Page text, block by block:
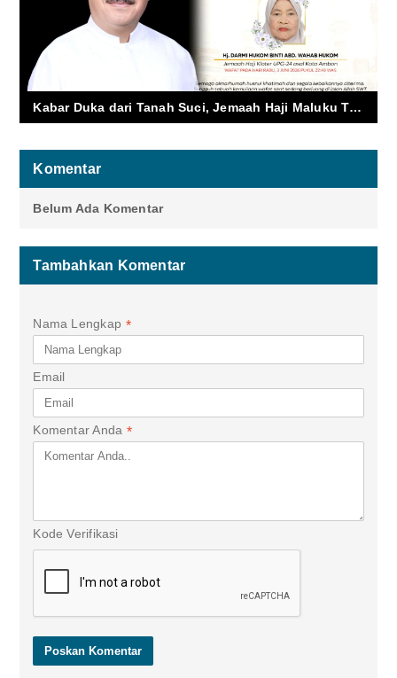
Kabar Duka dari Tanah Suci, Jemaah Haji Maluku Tutup Usia di Makkah
Komentar
Belum Ada Komentar
Tambahkan Komentar
Nama Lengkap *
Email
Komentar Anda *
Kode Verifikasi